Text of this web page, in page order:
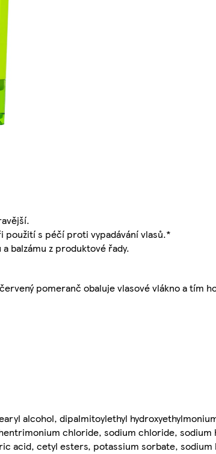
použití s péčí proti vypadávání vlasů.*
balzámu z produktové řady.
pomeranč obaluje vlasové vlákno a tím
alcohol, dipalmitoylethyl
chloride, sodium chloride, sodium
acid, cetyl esters, potassium sorbate,